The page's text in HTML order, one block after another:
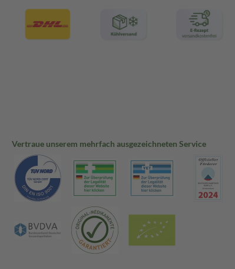
Vertraue unserem mehrfach ausgezeichneten Service